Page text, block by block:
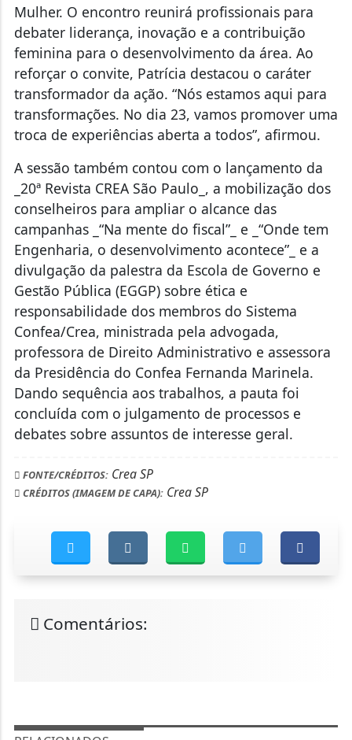
Mulher. O encontro reunirá profissionais para
debater liderança, inovação e a contribuição
feminina para o desenvolvimento da área. Ao
reforçar o convite, Patrícia destacou o caráter
transformador da ação. “Nós estamos aqui para
transformações. No dia 23, vamos promover uma
troca de experiências aberta a todos”, afirmou.
A sessão também contou com o lançamento da
_20ª Revista CREA São Paulo_, a mobilização dos
conselheiros para ampliar o alcance das
campanhas _“Na mente do fiscal”_ e _“Onde tem
Engenharia, o desenvolvimento acontece”_ e a
divulgação da palestra da Escola de Governo e
Gestão Pública (EGGP) sobre ética e
responsabilidade dos membros do Sistema
Confea/Crea, ministrada pela advogada,
professora de Direito Administrativo e assessora
da Presidência do Confea Fernanda Marinela.
Dando sequência aos trabalhos, a pauta foi
concluída com o julgamento de processos e
debates sobre assuntos de interesse geral.
FONTE/CRÉDITOS:Crea SP
CRÉDITOS (IMAGEM DE CAPA):Crea SP
Comentários: